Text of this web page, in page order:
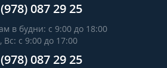
087 29 25
в будни: c 9:00 до 18:00
Вс: c 9:00 до 17:00
087 29 25